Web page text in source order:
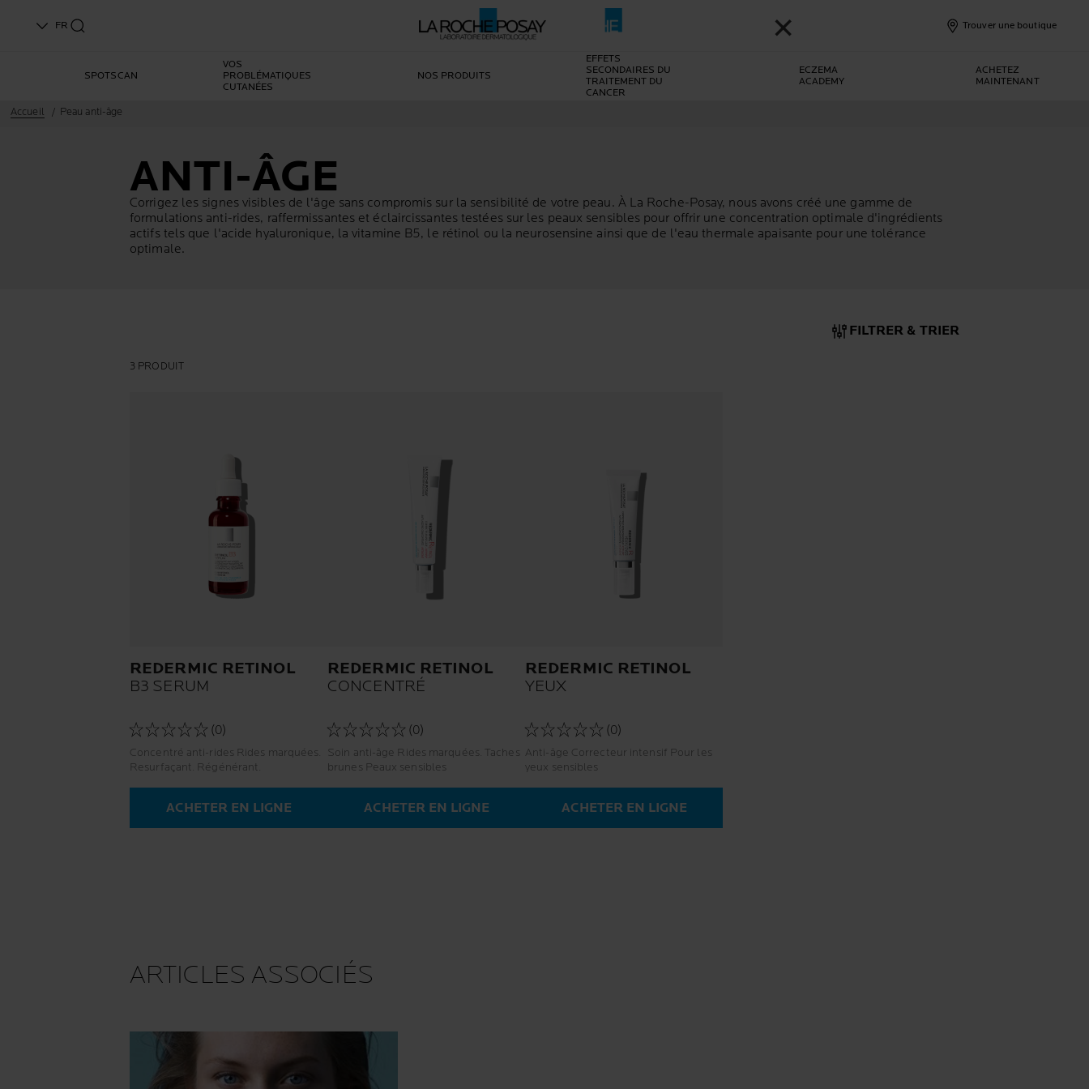
FR Trouver une boutique
SPOTSCAN
VOS
PROBLÉMATIQUES
CUTANÉES
NOS PRODUITS
EFFETS
SECONDAIRES DU
TRAITEMENT DU
CANCER
ECZEMA
ACADEMY
ACHETEZ
MAINTENANT
Accueil Peau anti-âge
ANTI-ÂGE
Corrigez les signes visibles de l'âge sans compromis sur la sensibilité de votre peau. À La Roche-Posay, nous avons créé une gamme de
formulations anti-rides, raffermissantes et éclaircissantes testées sur les peaux sensibles pour offrir une concentration optimale d'ingrédients
actifs tels que l'acide hyaluronique, la vitamine B5, le rétinol ou la neurosensine ainsi que de l'eau thermale apaisante pour une tolérance
optimale.
FILTRER & TRIER
3 PRODUIT
REDERMIC RETINOL
B3 SERUM
(0)
Concentré anti-rides Rides marquées.
Resurfaçant. Régénérant.
ACHETER EN LIGNE
REDERMIC RETINOL
CONCENTRÉ
(0)
Soin anti-âge Rides marquées. Taches
brunes Peaux sensibles
ACHETER EN LIGNE
REDERMIC RETINOL
YEUX
(0)
Anti-âge Correcteur intensif Pour les
yeux sensibles
ACHETER EN LIGNE
ARTICLES ASSOCIÉS
✕